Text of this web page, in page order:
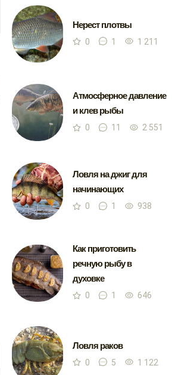
Нерест плотвы
0 1 1 211
Атмосферное давление
и клев рыбы
0 11 2 551
Ловля на джиг для
начинающих
0 1 938
Как приготовить
речную рыбу в
духовке
0 1 646
Ловля раков
0 5 1 122